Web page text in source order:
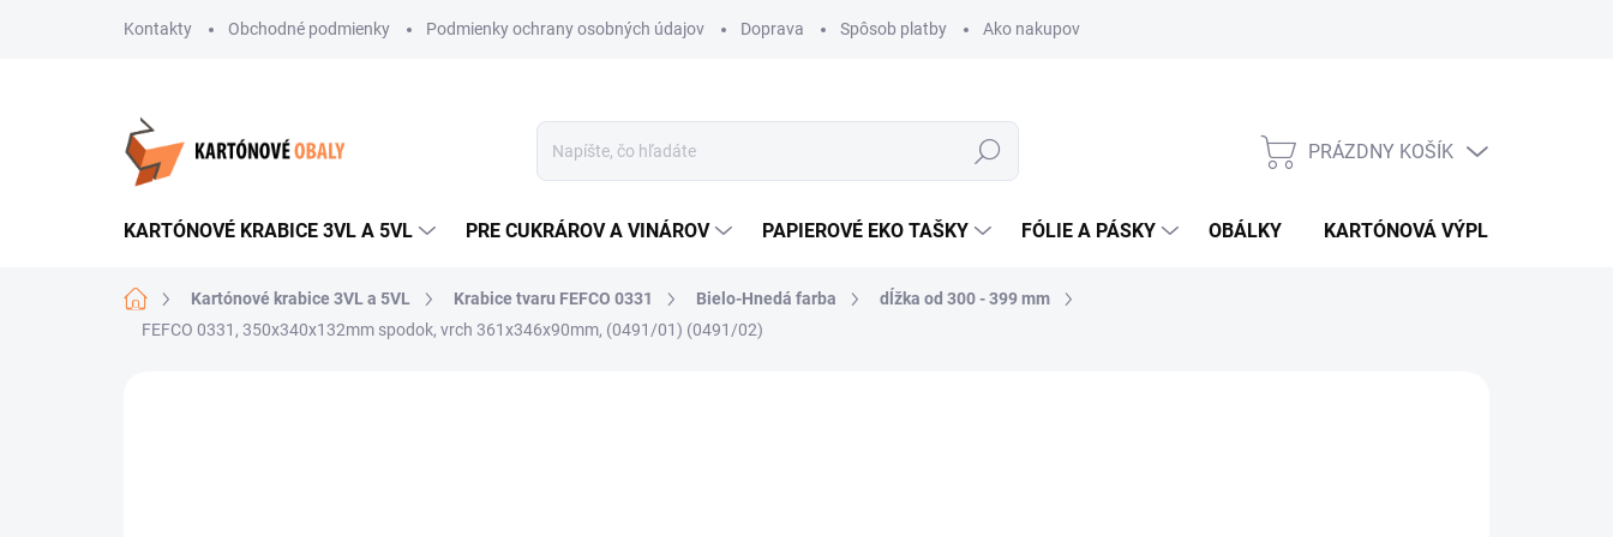
Kontakty Obchodné podmienky Podmienky ochrany osobných údajov Doprava Spôsob platby Ako nakupovať
Hľadať
NÁKUPNÝ
PRÁZDNY KOŠÍK
KARTÓNOVÉ KRABICE 3VL A 5VL PRE CUKRÁROV A VINÁROV PAPIEROVÉ EKO TAŠKY FÓLIE A PÁSKY OBÁLKY KARTÓNOVÁ VÝPLŇ
DomovKartónové krabice 3VL a 5VL Krabice tvaru FEFCO 0331 Bielo-Hnedá farba
dĺžka od 300 - 399 mm
FEFCO 0331, 350x340x132mm spodok, vrch 361x346x90mm, (0491/01) (0491/02)